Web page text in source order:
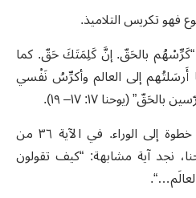
فهو تكريس التلاميذ.
“كَرِّسْهُم بالحَقّ. إنَّ كَلِمَتَكَ حَقّ. كما
أَرسَلتُهم إلى العالم وأكرِّسُ نَفْسي
(يوحنا ١٧: ١٧– ١٩).
كي نفهم النص جيداً، لنرجع خطوة إلى الوراء. في الآية ٣٦ من
نجد آية مشابهة: “كيف تقولون